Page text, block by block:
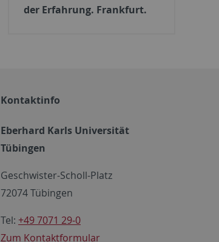
der Erfahrung. Frankfurt.
Kontaktinfo
Eberhard Karls Universität
Tübingen
Geschwister-Scholl-Platz
72074 Tübingen
Tel: +49 7071 29-0
Zum Kontaktformular